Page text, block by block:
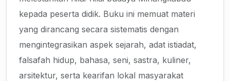
kepada peserta didik. Buku ini memuat materi
yang dirancang secara sistematis dengan
mengintegrasikan aspek sejarah, adat istiadat,
falsafah hidup, bahasa, seni, sastra, kuliner,
arsitektur, serta kearifan lokal masyarakat